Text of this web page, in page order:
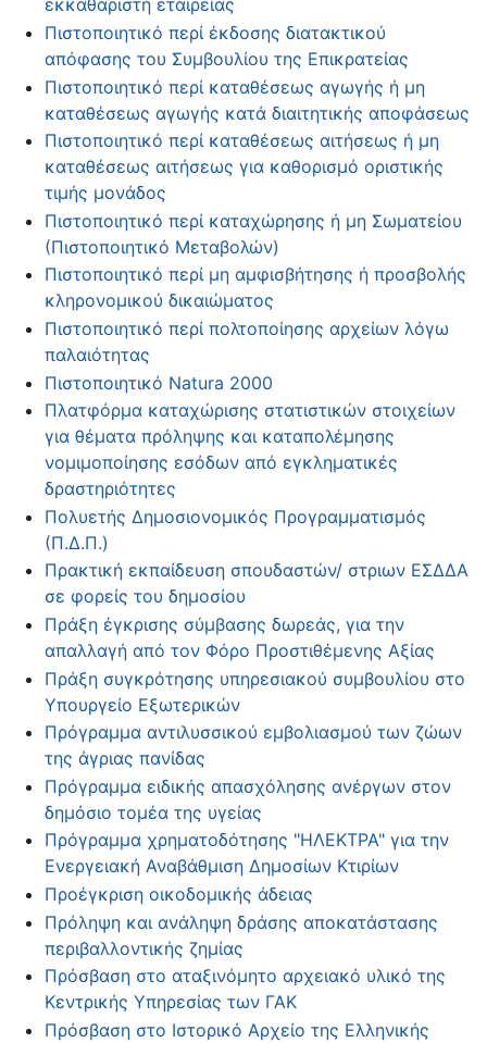
εκκαθαριστή εταιρείας
Πιστοποιητικό περί έκδοσης διατακτικού
απόφασης του Συμβουλίου της Επικρατείας
Πιστοποιητικό περί καταθέσεως αγωγής ή μη
καταθέσεως αγωγής κατά διαιτητικής αποφάσεως
Πιστοποιητικό περί καταθέσεως αιτήσεως ή μη
καταθέσεως αιτήσεως για καθορισμό οριστικής
τιμής μονάδος
Πιστοποιητικό περί καταχώρησης ή μη Σωματείου
(Πιστοποιητικό Μεταβολών)
Πιστοποιητικό περί μη αμφισβήτησης ή προσβολής
κληρονομικού δικαιώματος
Πιστοποιητικό περί πολτοποίησης αρχείων λόγω
παλαιότητας
Πιστοποιητικό Natura 2000
Πλατφόρμα καταχώρισης στατιστικών στοιχείων
για θέματα πρόληψης και καταπολέμησης
νομιμοποίησης εσόδων από εγκληματικές
δραστηριότητες
Πολυετής Δημοσιονομικός Προγραμματισμός
(Π.Δ.Π.)
Πρακτική εκπαίδευση σπουδαστών/ στριων ΕΣΔΔΑ
σε φορείς του δημοσίου
Πράξη έγκρισης σύμβασης δωρεάς, για την
απαλλαγή από τον Φόρο Προστιθέμενης Αξίας
Πράξη συγκρότησης υπηρεσιακού συμβουλίου στο
Υπουργείο Εξωτερικών
Πρόγραμμα αντιλυσσικού εμβολιασμού των ζώων
της άγριας πανίδας
Πρόγραμμα ειδικής απασχόλησης ανέργων στον
δημόσιο τομέα της υγείας
Πρόγραμμα χρηματοδότησης "ΗΛΕΚΤΡΑ" για την
Ενεργειακή Αναβάθμιση Δημοσίων Κτιρίων
Προέγκριση οικοδομικής άδειας
Πρόληψη και ανάληψη δράσης αποκατάστασης
περιβαλλοντικής ζημίας
Πρόσβαση στο αταξινόμητο αρχειακό υλικό της
Κεντρικής Υπηρεσίας των ΓΑΚ
Πρόσβαση στο Ιστορικό Αρχείο της Ελληνικής